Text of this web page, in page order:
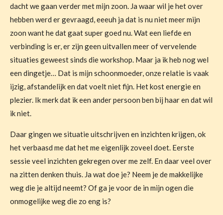
dacht we gaan verder met mijn zoon. Ja waar wil je het over
hebben werd er gevraagd, eeeuh ja dat is nu niet meer mijn
zoon want he dat gaat super goed nu. Wat een liefde en
verbinding is er, er zijn geen uitvallen meer of vervelende
situaties geweest sinds die workshop. Maar ja ik heb nog wel
een dingetje… Dat is mijn schoonmoeder, onze relatie is vaak
ijzig, afstandelijk en dat voelt niet fijn. Het kost energie en
plezier. Ik merk dat ik een ander persoon ben bij haar en dat wil
ik niet.
Daar gingen we situatie uitschrijven en inzichten krijgen, ok
het verbaasd me dat het me eigenlijk zoveel doet. Eerste
sessie veel inzichten gekregen over me zelf. En daar veel over
na zitten denken thuis. Ja wat doe je? Neem je de makkelijke
weg die je altijd neemt? Of ga je voor de in mijn ogen die
onmogelijke weg die zo eng is?